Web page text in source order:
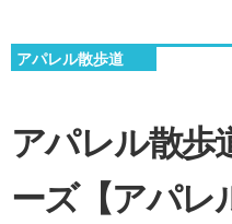
アパレル散歩道
アパレル散歩
ーズ【アパレ